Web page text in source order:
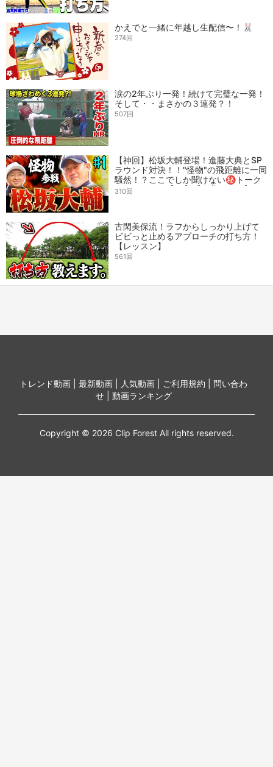
かえでと一緒に年越し生配信〜！🐰
274回
涙の2年ぶり一発！続けて完璧な一発！
そして・・まさかの３連発？！
507回
【神回】松坂大輔登場！進藤大典とSP
ラウンド対決！！"怪物"の飛距離に一同
騒然！？ここでしか聞けない㊙︎トーク
もあります！【#1】【進藤がゆく】
310回
古閑美保流！ラフからしっかり上げて
ビビっと止めるアプローチの打ち方！
【レッスン】
561回
トレンド動画 | 最新動画 | 人気動画 | ご利用規約 | 問い合わ
せ | 動画ランキング
Copyright © 2026 Clip Forest All rights reserved.